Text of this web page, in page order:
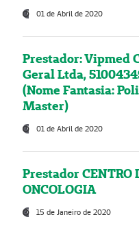
01 de Abril de 2020
Prestador: Vipmed
Geral Ltda,
(Nome Fantasia:
Master)
01 de Abril de 2020
Prestador CENTRO
ONCOLOGIA
15 de Janeiro de 2020